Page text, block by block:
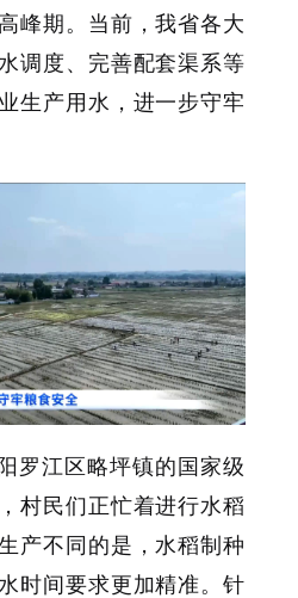
峰期。当前，我省各大
调度、完善配套渠系等
生产用水，进一步守牢
罗江区略坪镇的国家级
村民们正忙着进行水稻
产不同的是，水稻制种
时间要求更加精准。针